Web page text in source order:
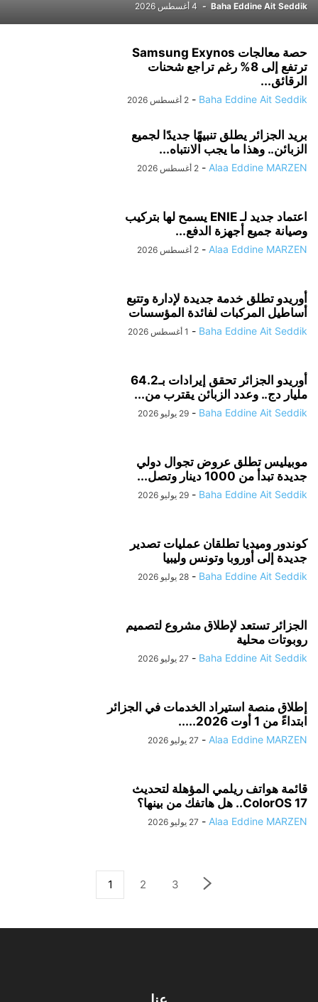
Baha Eddine Ait Seddik
- 4 أغسطس 2026
حصة معالجات Samsung Exynos
ترتفع إلى 8% رغم تراجع شحنات
الرقائق...
Baha Eddine Ait Seddik
- 2 أغسطس 2026
بريد الجزائر يطلق تنبيهًا جديدًا لجميع
الزبائن.. وهذا ما يجب الانتباه...
Alaa Eddine MARZEN
- 2 أغسطس 2026
اعتماد جديد لـ ENIE يسمح لها بتركيب
وصيانة جميع أجهزة الدفع...
Alaa Eddine MARZEN
- 2 أغسطس 2026
أوريدو تطلق خدمة جديدة لإدارة وتتبع
أساطيل المركبات لفائدة المؤسسات
Baha Eddine Ait Seddik
- 1 أغسطس 2026
أوريدو الجزائر تحقق إيرادات بـ64.2
مليار دج.. وعدد الزبائن يقترب من...
Baha Eddine Ait Seddik
- 29 يوليو 2026
موبيليس تطلق عروض تجوال دولي
جديدة تبدأ من 1000 دينار وتصل...
Baha Eddine Ait Seddik
- 29 يوليو 2026
كوندور وميديا تطلقان عمليات تصدير
جديدة إلى أوروبا وتونس وليبيا
Baha Eddine Ait Seddik
- 28 يوليو 2026
الجزائر تستعد لإطلاق مشروع لتصميم
روبوتات محلية
Baha Eddine Ait Seddik
- 27 يوليو 2026
إطلاق منصة استيراد الخدمات في الجزائر
ابتداءً من 1 أوت 2026.....
Alaa Eddine MARZEN
- 27 يوليو 2026
قائمة هواتف ريلمي المؤهلة لتحديث
ColorOS 17.. هل هاتفك من بينها؟
Alaa Eddine MARZEN
- 27 يوليو 2026
1 2 3